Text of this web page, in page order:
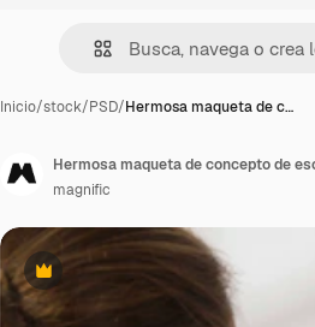
Inicio/stock/PSD/Hermosa maqueta de c…
Premium
Hermosa maqueta de concepto de
magnific